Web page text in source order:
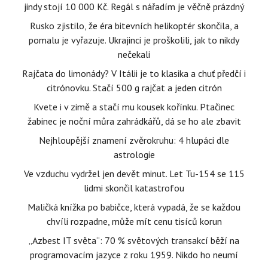
jindy stojí 10 000 Kč. Regál s nářadím je věčně prázdný
Rusko zjistilo, že éra bitevních helikoptér skončila, a
pomalu je vyřazuje. Ukrajinci je proškolili, jak to nikdy
nečekali
Rajčata do limonády? V Itálii je to klasika a chuť předčí i
citrónovku. Stačí 500 g rajčat a jeden citrón
Kvete i v zimě a stačí mu kousek kořínku. Ptačinec
žabinec je noční můra zahrádkářů, dá se ho ale zbavit
Nejhloupější znamení zvěrokruhu: 4 hlupáci dle
astrologie
Ve vzduchu vydržel jen devět minut. Let Tu-154 se 115
lidmi skončil katastrofou
Maličká knížka po babičce, která vypadá, že se každou
chvíli rozpadne, může mít cenu tisíců korun
„Azbest IT světa“: 70 % světových transakcí běží na
programovacím jazyce z roku 1959. Nikdo ho neumí